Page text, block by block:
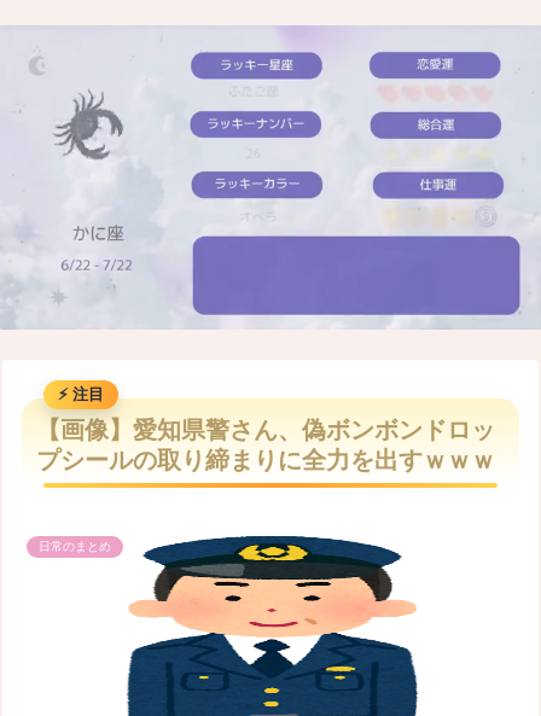
M
u
t
e
【画像】愛知県警さん、偽ボンボンドロッ
プシールの取り締まりに全力を出すｗｗｗ
日常のまとめ